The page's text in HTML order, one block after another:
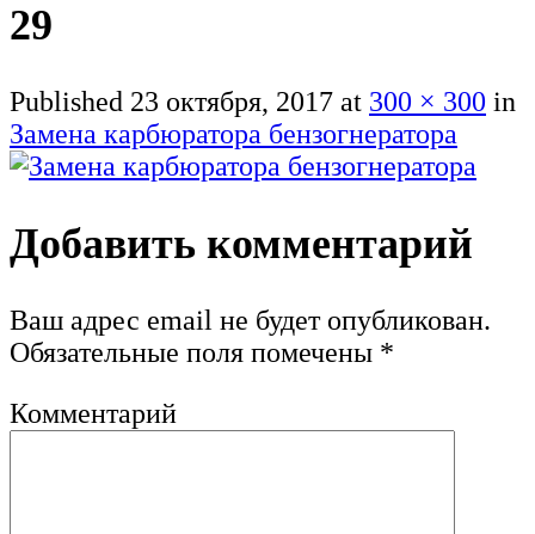
29
Published 23 октября, 2017 at 300 × 300 in
Замена карбюратора бензогнератора
Добавить комментарий
Ваш адрес email не будет опубликован.
Обязательные поля помечены *
Комментарий